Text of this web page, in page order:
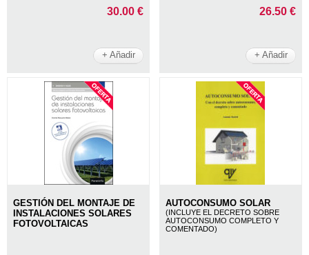
30.00 €
+ Añadir
26.50 €
+ Añadir
GESTIÓN DEL MONTAJE DE
INSTALACIONES SOLARES
FOTOVOLTAICAS
AUTOCONSUMO SOLAR
(INCLUYE EL DECRETO SOBRE
AUTOCONSUMO COMPLETO Y
COMENTADO)